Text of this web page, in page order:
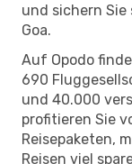
und sichern
Goa.
Auf Opodo
690
und 40.000
profitieren Sie
Reisepaketen,
Reisen viel